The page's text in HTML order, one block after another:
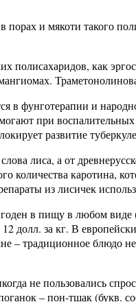
и мякоти такого
как
в фунготерапии и
при
развитие
лиса, а от
количества каротина,
из лисичек
в пищу в любом виде
долл. за кг. В
– традиционное блюдо
не пользовались
– пон-тшак (букв.